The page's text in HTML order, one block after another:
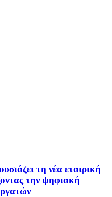
τη νέα εταιρική
την ψηφιακή